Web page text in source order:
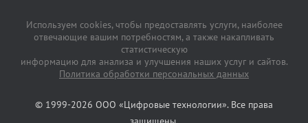
Используем cookies, чтобы предоставлять услуги, наиболее
отвечающие вашим потребностям, а также накапливать
статистическую
информацию для анализа и улучшения наших услуг и сайтов.
Политика обработки персональных данных
© 1999-2026 ООО «Цифровые технологии». Все права